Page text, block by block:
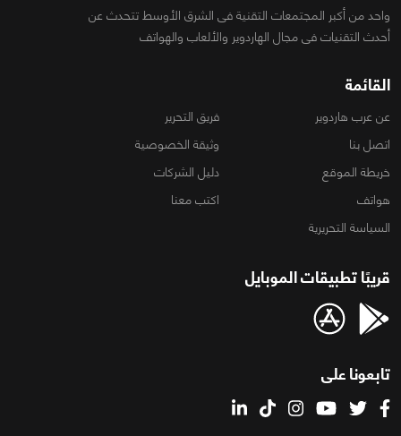
واحد من أكبر المجتمعات التقنية فى الشرق الأوسط تتحدث عن
أحدث التقنيات فى مجال الهاردوير والألعاب والهواتف
القائمة
عن عرب هاردوير
فريق التحرير
اتصل بنا
وثيقة الخصوصية
خريطة الموقع
دليل الشركات
هواتف
اكتب معنا
السياسة التحريرية
قريبًا تطبيقات الموبايل
تابعونا على